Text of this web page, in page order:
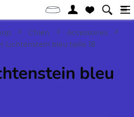
Chien
Accessoires
Lichtenstein bleu taille 18
bleu